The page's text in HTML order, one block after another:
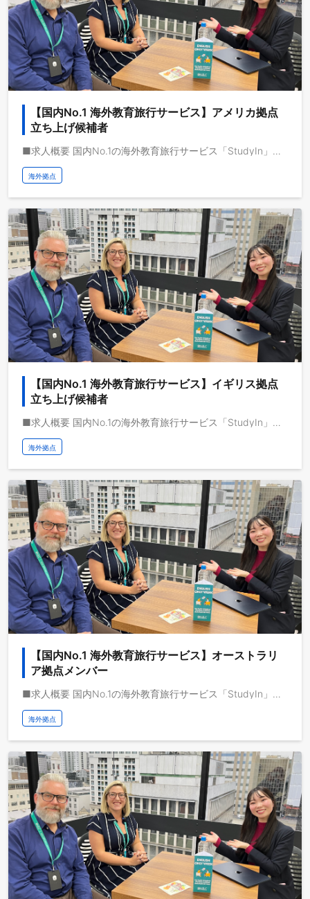
【国内No.1 海外教育旅行サービス】アメリカ拠点
立ち上げ候補者
■求人概要 国内No.1の海外教育旅行サービス「StudyIn」で活躍するアメリカ拠点の立ち上げ責任者候補、もしくは拠点メンバーを募集します。 動画メディアを共通基盤として海外事業を急成長させている株式会社ブルードは、取扱高を三桁億から四桁億へスケールするフェーズにいます。自己資本経営、取扱高約三桁億、営業利益一桁億、日本最大級の教育旅行サービスを運営しており、これから世界で教育旅行サービスの垂直統合モデルを実現し、世界で最も人々のライフチェンジをサポートする企業になりたいと考えています。 ■業務イメージ 海外教育旅行サービスのアメリカ拠点立ち上げと現地での事業開発を担当いただきます。 ■求人概要 現在、教育旅行サービスでは、留学前・中・後で一気通貫のサービス提供を強固にすべく、留学中に当たる海外拠点の立ち上げを積極的に行っています。現地では、顧客を直接サポートするサービスや、仕事、住まい、コミュニティ、ビザ、移住などのサポートのみならず、現地顧客に特化した教育旅行サービスの立ち上げ、学校法人に向けた新しい教育体験プログラムの開発を現地の教育機関と協業で行います。 アメリカでの事業開発、事業企画、組織構築、組織マネジメントなど、事業をスケールさせる上で必要な業務を任せ、非連続な成長を推進していただきます。 ■仕事イメージ - 現地でのカスタマーサポート機能を構築 - 仕事、住まい、ビザ、移住サポートサービスの開発 - 現地にて教育旅行サービスの立ち上げ - 教育体験プログラムの開発 - 組織構築、マネジメント ■顧客のイメージ 対象顧客は、大別して二つのカテゴリーに分類されます。一つは、日本からアメリカに留学、または研修をする個人・企業・学校団体の顧客です。現地での仕事や住まいや移住のためのサービス提供を行います。 二つは、すでに現地で留学中の日本人と外国人の顧客です。現地での転校や引っ越し、仕事や移住のためのサービス提供を行います。 拠点責任者とメンバーで議論をしながらPDCAを回し、事業開発を推進いただきます。 ■期待する役割 アメリカ拠点の立ち上げと事業開発をお任せたいたします。事業責任者もしくはメンバーとして、顧客ニーズを策定し、各サービスの開発、サービス提供の推進、業績につながる成果の創出を行っていただきます。 サービス立ち上げ後は、現地採用から組織構築、マネジメントまで、事業開発と組織開発をどちらも推進していただきます。
海外拠点
【国内No.1 海外教育旅行サービス】イギリス拠点
立ち上げ候補者
■求人概要 国内No.1の海外教育旅行サービス「StudyIn」で活躍するイギリス拠点の立ち上げ責任者候補、もしくは拠点メンバーを募集します。 動画メディアを共通基盤として海外事業を急成長させている株式会社ブルードは、取扱高を三桁億から四桁億へスケールするフェーズにいます。自己資本経営、取扱高約三桁億、営業利益一桁億、日本最大級の教育旅行サービスを運営しており、これから世界で教育旅行サービスの垂直統合モデルを実現し、世界で最も人々のライフチェンジをサポートする企業になりたいと考えています。 ■業務イメージ 海外教育旅行サービスのイギリス拠点立ち上げと現地での事業開発を担当いただきます。 ■求人概要 現在、教育旅行サービスでは、留学前・中・後で一気通貫のサービス提供を強固にすべく、留学中に当たる海外拠点の立ち上げを積極的に行っています。現地では、顧客を直接サポートするサービスや、仕事、住まい、コミュニティ、ビザ、移住などのサポートのみならず、現地顧客に特化した教育旅行サービスの立ち上げ、学校法人に向けた新しい教育体験プログラムの開発を現地の教育機関と協業で行います。 イギリスでの事業開発、事業企画、組織構築、組織マネジメントなど、事業をスケールさせる上で必要な業務を任せ、非連続な成長を推進していただきます。 ■仕事イメージ - 現地でのカスタマーサポート機能を構築 - 仕事、住まい、ビザ、移住サポートサービスの開発 - 現地にて教育旅行サービスの立ち上げ - 教育体験プログラムの開発 - 組織構築、マネジメント ■顧客のイメージ 対象顧客は、大別して二つのカテゴリーに分類されます。一つは、日本からイギリスに留学、または研修をする個人・企業・学校団体の顧客です。現地での仕事や住まいや移住のためのサービス提供を行います。 二つは、すでに現地で留学中の日本人と外国人の顧客です。現地での転校や引っ越し、仕事や移住のためのサービス提供を行います。 拠点責任者とメンバーで議論をしながらPDCAを回し、事業開発を推進いただきます。 ■期待する役割 イギリス拠点の立ち上げと事業開発をお任せたいたします。事業責任者もしくはメンバーとして、顧客ニーズを策定し、各サービスの開発、サービス提供の推進、業績につながる成果の創出を行っていただきます。 サービス立ち上げ後は、現地採用から組織構築、マネジメントまで、事業開発と組織開発をどちらも推進していただきます。
海外拠点
【国内No.1 海外教育旅行サービス】オーストラリ
ア拠点メンバー
■求人概要 国内No.1の海外教育旅行サービス「StudyIn」で活躍するオーストラリア拠点の立ち上げ責任者候補、もしくは拠点メンバーを募集します。 動画メディアを共通基盤として海外事業を急成長させている株式会社ブルードは、取扱高を三桁億から四桁億へスケールするフェーズにいます。自己資本経営、取扱高約三桁億、営業利益一桁億、日本最大級の教育旅行サービスを運営しており、これから世界で教育旅行サービスの垂直統合モデルを実現し、世界で最も人々のライフチェンジをサポートする企業になりたいと考えています。 ■業務イメージ 海外教育旅行サービスのオーストラリア拠点立ち上げと現地での事業開発を担当いただきます。 ■求人概要 現在、教育旅行サービスでは、留学前・中・後で一気通貫のサービス提供を強固にすべく、留学中に当たる海外拠点の立ち上げを積極的に行っています。現地では、顧客を直接サポートするサービスや、仕事、住まい、コミュニティ、ビザ、移住などのサポートのみならず、現地顧客に特化した教育旅行サービスの立ち上げ、学校法人に向けた新しい教育体験プログラムの開発を現地の教育機関と協業で行います。 オーストラリアでの事業開発、事業企画、組織構築、組織マネジメントなど、事業をスケールさせる上で必要な業務を任せ、非連続な成長を推進していただきます。 ■仕事イメージ - 現地でのカスタマーサポート機能を構築 - 仕事、住まい、ビザ、移住サポートサービスの開発 - 現地にて教育旅行サービスの立ち上げ - 教育体験プログラムの開発 - 組織構築、マネジメント ■顧客のイメージ 対象顧客は、大別して二つのカテゴリーに分類されます。一つは、日本からオーストラリアに留学、または研修をする個人・企業・学校団体の顧客です。現地での仕事や住まいや移住のためのサービス提供を行います。 二つは、すでに現地で留学中の日本人と外国人の顧客です。現地での転校や引っ越し、仕事や移住のためのサービス提供を行います。 拠点責任者とメンバーで議論をしながらPDCAを回し、事業開発を推進いただきます。 ■期待する役割 オーストラリア拠点の立ち上げと事業開発をお任せたいたします。事業責任者もしくはメンバーとして、顧客ニーズを策定し、各サービスの開発、サービス提供の推進、業績につながる成果の創出を行っていただきます。 サービス立ち上げ後は、現地採用から組織構築、マネジメントまで、事業開発と組織開発をどちらも推進していただきます。
海外拠点